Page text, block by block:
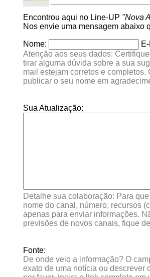
Encontrou aqui no Line-UP "Nova
Nos envie uma mensagem abaixo
Nome:
Atenção aos seus dados:
tirar alguma dúvida sobre a sua
mail estejam corretos e
publicar o seu nome em
Sua Atualização:
Detalhe sua colaboração: Para
nome do canal, número, recursos
apenas para enviar informações.
previsões de novos canais, fique
Fonte:
De onde veio a informação? O
exato de uma notícia ou descrever